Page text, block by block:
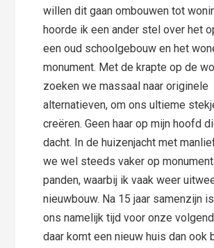
willen dit gaan ombouwen tot
hoorde ik een ander stel over het
een oud schoolgebouw en het
monument. Met de krapte op de
zoeken we massaal naar originele
alternatieven, om ons ultieme
creëren. Geen haar op mijn hoofd
dacht. In de huizenjacht met
we wel steeds vaker op
panden, waarbij ik vaak weer
nieuwbouw. Na 15 jaar samenzijn
ons namelijk tijd voor onze
daar komt een nieuw huis dan ook